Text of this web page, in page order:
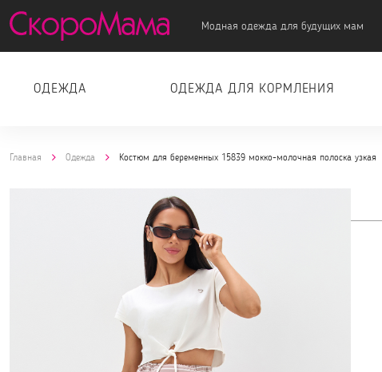
Модная одежда для будущих мам
ОДЕЖДА ОДЕЖДА ДЛЯ КОРМЛЕНИЯ
Главная Одежда Костюм для беременных 15839 мокко-молочная полоска узкая